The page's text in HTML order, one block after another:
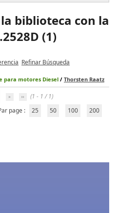
biblioteca con la
(1)
Refinar Búsqueda
para motores Diesel / Thorsten Raatz
(1 - 1 / 1)
page :
25 50 100 200